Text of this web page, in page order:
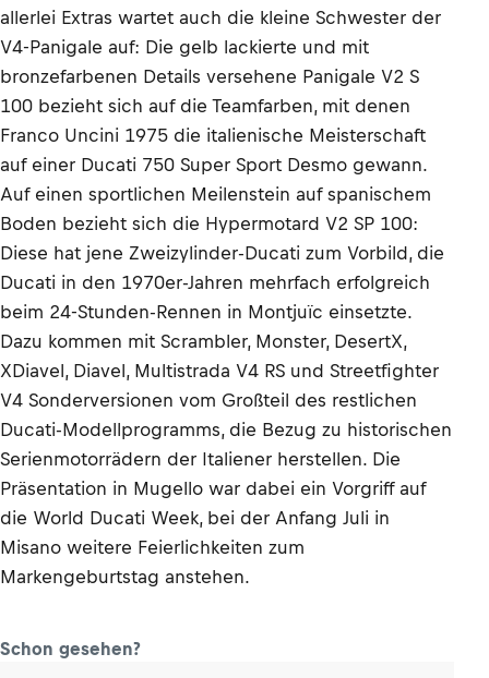
allerlei Extras wartet auch die kleine Schwester der
V4-Panigale auf: Die gelb lackierte und mit
bronzefarbenen Details versehene Panigale V2 S
100 bezieht sich auf die Teamfarben, mit denen
Franco Uncini 1975 die italienische Meisterschaft
auf einer Ducati 750 Super Sport Desmo gewann.
Auf einen sportlichen Meilenstein auf spanischem
Boden bezieht sich die Hypermotard V2 SP 100:
Diese hat jene Zweizylinder-Ducati zum Vorbild, die
Ducati in den 1970er-Jahren mehrfach erfolgreich
beim 24-Stunden-Rennen in Montjuïc einsetzte.
Dazu kommen mit Scrambler, Monster, DesertX,
XDiavel, Diavel, Multistrada V4 RS und Streetfighter
V4 Sonderversionen vom Großteil des restlichen
Ducati-Modellprogramms, die Bezug zu historischen
Serienmotorrädern der Italiener herstellen. Die
Präsentation in Mugello war dabei ein Vorgriff auf
die World Ducati Week, bei der Anfang Juli in
Misano weitere Feierlichkeiten zum
Markengeburtstag anstehen.
Schon gesehen?